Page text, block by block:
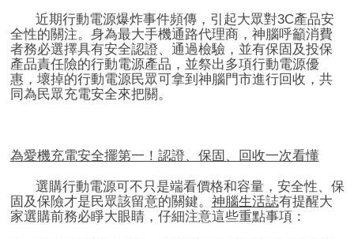
近期行動電源爆炸事件頻傳，引起大眾對3C產品安
全性的關注。身為最大手機通路代理商，神腦呼籲消費
者務必選擇具有安全認證、通過檢驗，並有保固及投保
產品責任險的行動電源產品，並祭出多項行動電源優
惠，壞掉的行動電源民眾可拿到神腦門市進行回收，共
同為民眾充電安全來把關。
為愛機充電安全擺第一！認證、保固、回收一次看懂
選購行動電源可不只是端看價格和容量，安全性、保
固及保險才是民眾該留意的關鍵。 神腦生活誌有提醒大
家選購前務必睜大眼睛，仔細注意這些重點事項：